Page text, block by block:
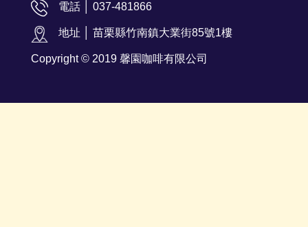
電話 │ 037-481866
地址 │ 苗栗縣竹南鎮大業街85號1樓
Copyright © 2019 馨園咖啡有限公司